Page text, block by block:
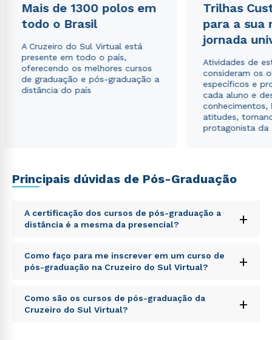
Mais de 1300 polos em
todo o Brasil
A Cruzeiro do Sul Virtual está
presente em todo o país,
oferecendo os melhores cursos
de graduação e pós-graduação a
distância do país
Trilhas
para a sua
jornada
Atividades de
consideram os
específicos e
cada aluno e
conhecimentos,
atitudes,
protagonista da
Principais dúvidas de Pós-Graduação
A certificação dos cursos de pós-graduação a
distância é a mesma da presencial?
+
Sed ut perspiciatis unde omnis iste natus error sit
voluptatem accusantium doloremque laudantium,
totam rem aperiam, eaque ipsa quae ab illo inventore
explicabo. Nemo enim ipsam voluptatem quia
voluptas sit aspernatur aut odit aut fugit, sed quia
Como faço para me inscrever em um curso de
pós-graduação na Cruzeiro do Sul Virtual?
+
Sed ut perspiciatis unde omnis iste natus error sit
voluptatem accusantium doloremque laudantium,
Como são os cursos de pós-graduação da
Cruzeiro do Sul Virtual?
+
Estou de acordo com aPolítica de Privacidade.
e
autorizo que meus dados sejam utilizados para o